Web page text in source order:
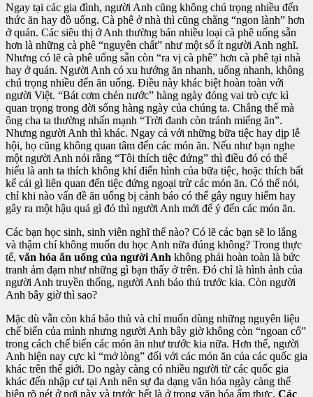
Ngay tại các gia đình, người Anh cũng không chú trọng nhiều đến
thức ăn hay đồ uống. Cà phê ở nhà thì cũng chẳng “ngon lành” hơn
ở quán. Các siêu thị ở Anh thường bán nhiều loại cà phê uống sẵn
hơn là những cà phê “nguyên chất” như một số ít người Anh nghĩ.
Nhưng có lẽ cà phê uống sẵn còn “ra vị cà phê” hơn cà phê tại nhà
hay ở quán. Người Anh có xu hướng ăn nhanh, uống nhanh, không
chú trọng nhiều đến ăn uống. Điều này khác biệt hoàn toàn với
người Việt. “Bát cơm chén nước” hàng ngày đóng vai trò cực kì
quan trọng trong đời sống hàng ngày của chúng ta. Chẳng thế mà
ông cha ta thường nhấn mạnh “Trời đanh còn tránh miếng ăn”.
Nhưng người Anh thì khác. Ngay cả với những bữa tiệc hay dịp lễ
hội, họ cũng không quan tâm đến các món ăn. Nếu như bạn nghe
một người Anh nói rằng “Tôi thích tiệc đứng” thì điều đó có thể
hiểu là anh ta thích không khí điển hình của bữa tiệc, hoặc thích bất
kể cái gì liên quan đến tiệc đứng ngoại trừ các món ăn. Có thể nói,
chỉ khi nào vấn đề ăn uống bị cảnh báo có thể gây nguy hiểm hay
gây ra một hậu quả gì đó thì người Anh mới để ý đến các món ăn.
Các bạn học sinh, sinh viên nghĩ thế nào? Có lẽ các bạn sẽ lo lắng
và thậm chí không muốn du học Anh nữa đúng không? Trong thực
tế, văn hóa ăn uống của người Anh không phải hoàn toàn là bức
tranh ảm đạm như những gì bạn thấy ở trên. Đó chỉ là hình ảnh của
người Anh truyền thống, người Anh bảo thủ trước kia. Còn người
Anh bây giờ thì sao?
Mặc dù vẫn còn khá bảo thủ và chỉ muốn dùng những nguyên liệu
chế biến của mình nhưng người Anh bây giờ không còn “ngoan cố”
trong cách chế biến các món ăn như trước kia nữa. Hơn thế, người
Anh hiện nay cực kì “mở lòng” đối với các món ăn của các quốc gia
khác trên thế giới. Do ngày càng có nhiều người từ các quốc gia
khác đến nhập cư tại Anh nên sự đa dạng văn hóa ngày càng thể
hiện rõ nét ở nơi này và trước hết là ở trong văn hóa ẩm thực. Các